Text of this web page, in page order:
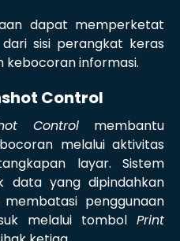
dapat memperketat
sisi perangkat keras
kebocoran informasi.
Control
Controlmembantu
melalui aktivitas
layar. Sistem
data yang dipindahkan
penggunaan
melalui tombolPrint